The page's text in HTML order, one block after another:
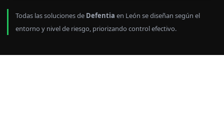
Todas las soluciones de Defentia en León se diseñan según el
entorno y nivel de riesgo, priorizando control efectivo.